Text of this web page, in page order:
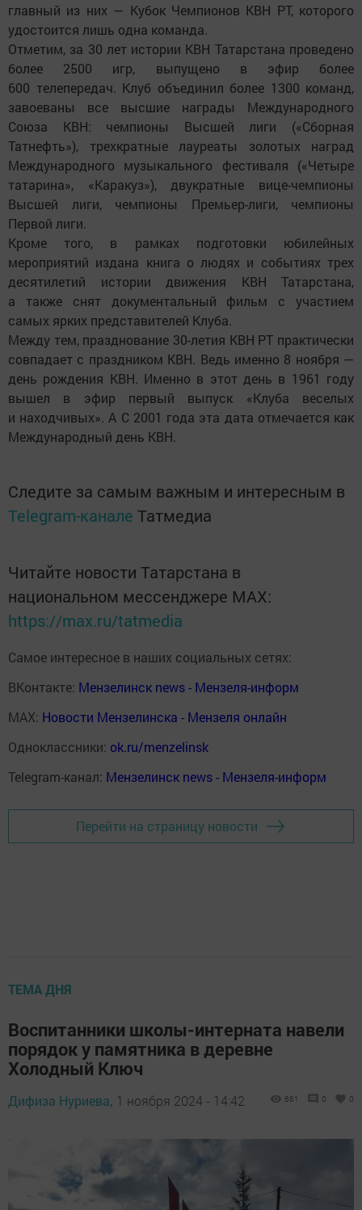
главный из них — Кубок Чемпионов КВН РТ, которого
удостоится лишь одна команда.
Отметим, за 30 лет истории КВН Татарстана проведено
более 2500 игр, выпущено в эфир более
600 телепередач. Клуб объединил более 1300 команд,
завоеваны все высшие награды Международного
Союза КВН: чемпионы Высшей лиги («Сборная
Татнефть»), трехкратные лауреаты золотых наград
Международного музыкального фестиваля («Четыре
татарина», «Каракуз»), двукратные вице-чемпионы
Высшей лиги, чемпионы Премьер-лиги, чемпионы
Первой лиги.
Кроме того, в рамках подготовки юбилейных
мероприятий издана книга о людях и событиях трех
десятилетий истории движения КВН Татарстана,
а также снят документальный фильм с участием
самых ярких представителей Клуба.
Между тем, празднование 30-летия КВН РТ практически
совпадает с праздником КВН. Ведь именно 8 ноября —
день рождения КВН. Именно в этот день в 1961 году
вышел в эфир первый выпуск «Клуба веселых
и находчивых». А С 2001 года эта дата отмечается как
Международный день КВН.
Следите за самым важным и интересным в
Telegram-канале Татмедиа
Читайте новости Татарстана в
национальном мессенджере MАХ:
https://max.ru/tatmedia
Самое интересное в наших социальных сетях:
ВКонтакте: Мензелинск news - Мензеля-информ
MAX: Новости Мензелинска - Мензеля онлайн
Одноклассники: ok.ru/menzelinsk
Telegram-канал: Мензелинск news - Мензеля-информ
Перейти на страницу новости
ТЕМА ДНЯ
Воспитанники школы-интерната навели
порядок у памятника в деревне
Холодный Ключ
Дифиза Нуриева, 1 ноября 2024 - 14:42 661 0 0